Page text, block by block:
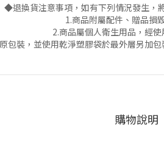
◆退換貨注意事項，如有下列情況發生，
1.商品附屬配件、贈品損
2.商品屬個人衛生用品，經使
包裝，並使用乾淨塑膠袋於最外層另加
購物說明